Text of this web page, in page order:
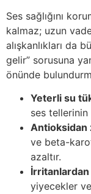
Ses sağlığını
kalmaz; uzun
alışkanlıkları da
gelir” sorusuna
önünde
Yeterli su
ses tellerinin
Antioksidan
ve beta-
azaltır.
İrritanlardan
yiyecekler